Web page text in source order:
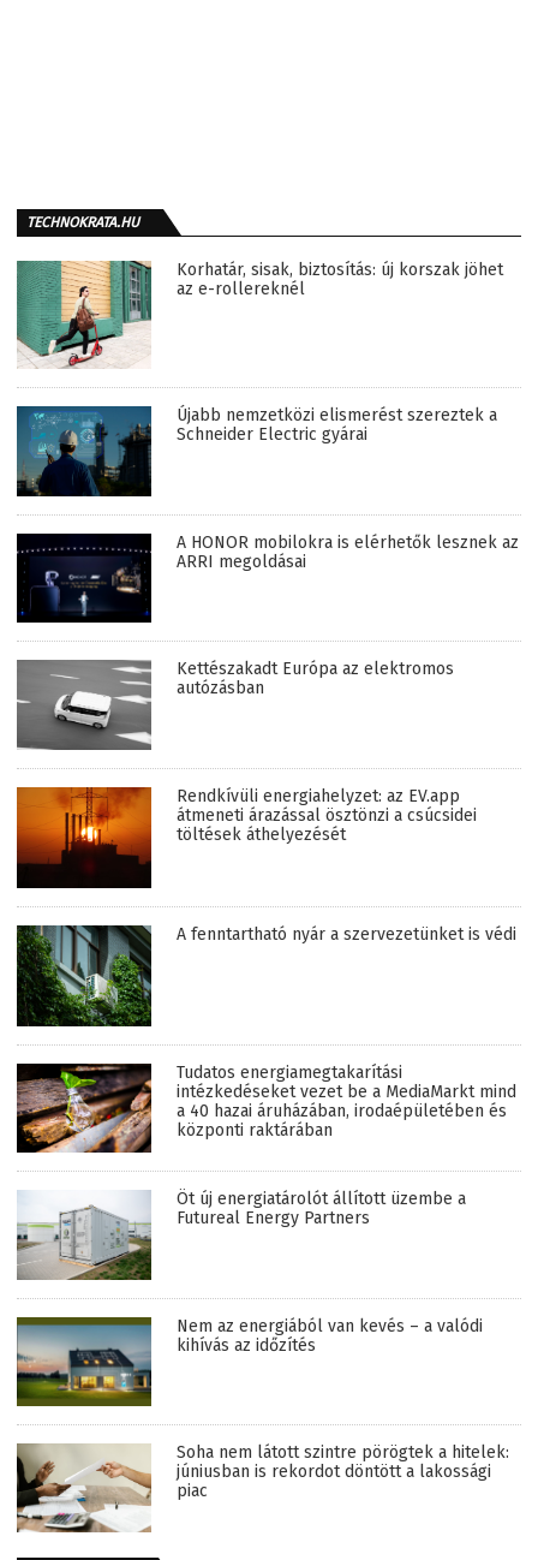
TECHNOKRATA.HU
Korhatár, sisak, biztosítás: új korszak jöhet
az e-rollereknél
Újabb nemzetközi elismerést szereztek a
Schneider Electric gyárai
A HONOR mobilokra is elérhetők lesznek az
ARRI megoldásai
Kettészakadt Európa az elektromos
autózásban
Rendkívüli energiahelyzet: az EV.app
átmeneti árazással ösztönzi a csúcsidei
töltések áthelyezését
A fenntartható nyár a szervezetünket is védi
Tudatos energiamegtakarítási
intézkedéseket vezet be a MediaMarkt mind
a 40 hazai áruházában, irodaépületében és
központi raktárában
Öt új energiatárolót állított üzembe a
Futureal Energy Partners
Nem az energiából van kevés – a valódi
kihívás az időzítés
Soha nem látott szintre pörögtek a hitelek:
júniusban is rekordot döntött a lakossági
piac